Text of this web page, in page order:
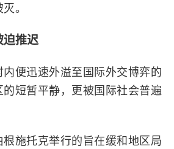
。
推迟
便迅速外溢至国际外交博弈的
短暂平静，更被国际社会普遍
施托克举行的旨在缓和地区局